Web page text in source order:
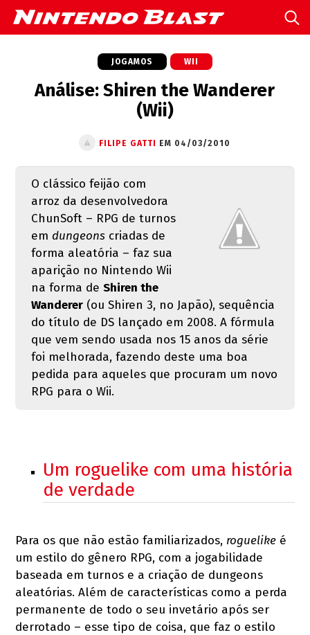
JOGAMOS WII
Análise: Shiren the Wanderer
(Wii)
FILIPE GATTI EM 04/03/2010
O clássico feijão com
arroz da desenvolvedora
ChunSoft – RPG de turnos
em dungeonscriadas de
forma aleatória – faz sua
aparição no Nintendo Wii
na forma de Shiren the
Wanderer(ou Shiren 3, no Japão), sequência
do título de DS lançado em 2008. A fórmula
que vem sendo usada nos 15 anos da série
foi melhorada, fazendo deste uma boa
pedida para aqueles que procuram um novo
RPG para o Wii.
Um roguelike com uma história
de verdade
Para os que não estão familiarizados, roguelike é
um estilo do gênero RPG, com a jogabilidade
baseada em turnos e a criação de dungeons
aleatórias. Além de características como a perda
permanente de todo o seu invetário após ser
derrotado – esse tipo de coisa, que faz o estilo